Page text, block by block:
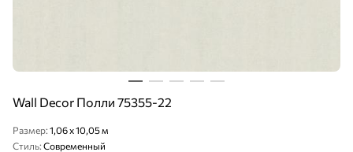
Wall Decor Полли 75355-22
Размер: 1,06 x 10,05 м
Стиль: Современный